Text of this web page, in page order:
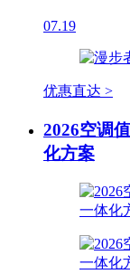
07.19
优惠直达 >
2026空调
化方案